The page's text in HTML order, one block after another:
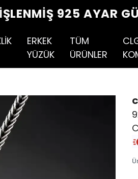
925 AYAR
ERKEK
YÜZÜK
TÜM
ÜRÜNLER